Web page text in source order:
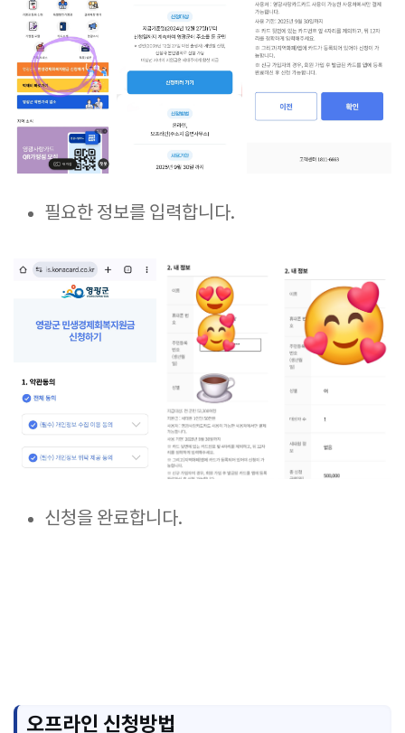
필요한 정보를 입력합니다.
신청을 완료합니다. ​
오프라인 신청방법